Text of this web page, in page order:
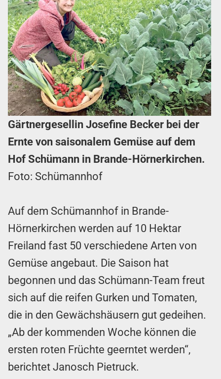
Gärtnergesellin Josefine Becker bei der
Ernte von saisonalem Gemüse auf dem
Hof Schümann in Brande-Hörnerkirchen.
Foto: Schümannhof
Auf dem Schümannhof in Brande-
Hörnerkirchen werden auf 10 Hektar
Freiland fast 50 verschiedene Arten von
Gemüse angebaut. Die Saison hat
begonnen und das Schümann-Team freut
sich auf die reifen Gurken und Tomaten,
die in den Gewächshäusern gut gedeihen.
„Ab der kommenden Woche können die
ersten roten Früchte geerntet werden“,
berichtet Janosch Pietruck.